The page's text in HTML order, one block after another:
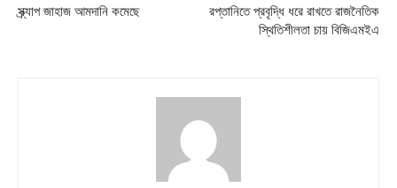
স্ক্র্যাপ জাহাজ আমদানি কমেছে
রপ্তানিতে প্রবৃদ্ধি ধরে রাখতে রাজনৈতিক
স্থিতিশীলতা চায় বিজিএমইএ